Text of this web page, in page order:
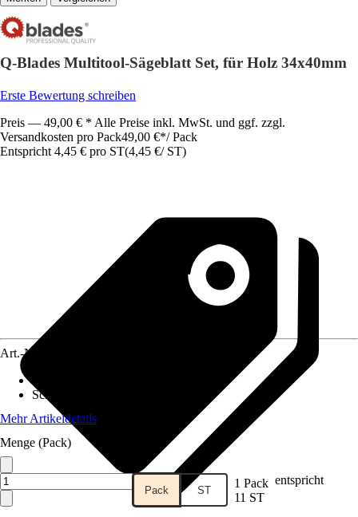
Q-Blades Multitool-Sägeblatt Set, für Holz 34x40mm
Erste Bewertung schreiben
Preis — 49,00 € * Alle Preise inkl. MwSt. und ggf. zzgl.
Versandkosten pro Pack49,00 €*/ Pack
Entspricht 4,45 € pro ST(4,45 €/ ST)
Art.-Nr.
Schnittart
Mehr Artikeldetails
Menge (Pack)
Pack ST 1 Pack entspricht
11 ST